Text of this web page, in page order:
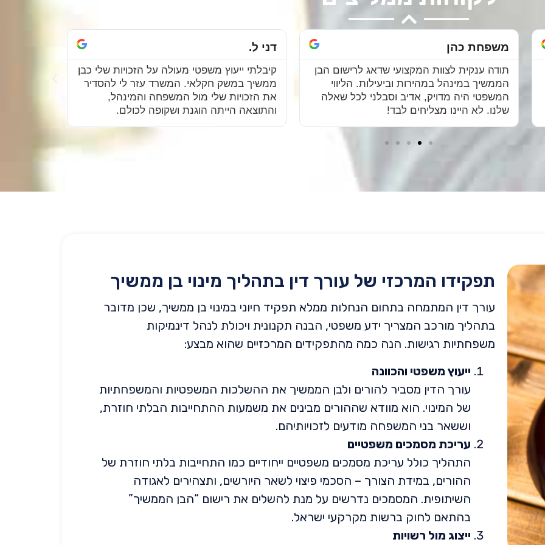
דני ל.
קיבלתי ייעוץ משפטי מעולה על הזכויות שלי כבן
ממשיך במשק חקלאי. המשרד עזר לי להסדיר
את הזכויות שלי מול המשפחה והמינהל,
והתוצאה הייתה הוגנת ושקופה לכולם.
משפחת ברק
הגענו למשרד עם הרבה חששות סביב פיצוי
האחים בתהליך מינוי הבן הממשיך. הם הצליחו
לנווט אותנו בבהירות, ולספק פתרון הוגן
ומוסכם. שירות מקצועי ואמין!
תפקידו המרכזי של עורך דין בתהליך מינוי בן ממשיך
עורך דין המתמחה בתחום הנחלות ממלא תפקיד חיוני במינוי בן ממשיך, שכן מדובר
בתהליך מורכב המצריך ידע משפטי, הבנה תקנונית ויכולת לנהל דינמיקות
משפחתיות רגישות. הנה כמה מהתפקידים המרכזיים שהוא מבצע:
ייעוץ משפטי והכוונה
עורך הדין מסביר להורים ולבן הממשיך את ההשלכות המשפטיות והמשפחתיות
של המינוי. הוא מוודא שההורים מבינים את משמעות ההתחייבות הבלתי חוזרת,
וששאר בני המשפחה מודעים לזכויותיהם.
עריכת מסמכים משפטיים
התהליך כולל עריכת מסמכים משפטיים ייחודיים כמו התחייבות בלתי חוזרת של
ההורים, במידת הצורך – הסכמי פיצוי לשאר היורשים, ותצהירים לאגודה
השיתופית. המסמכים נדרשים על מנת להשלים את רישום “הבן הממשיך”
בהתאם לחוק ברשות מקרקעי ישראל.
ייצוג מול רשויות